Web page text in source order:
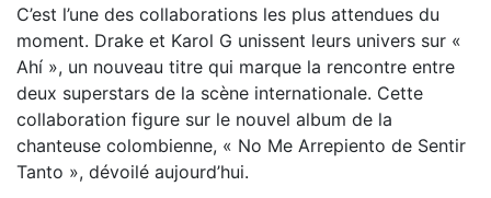
C’est l’une des collaborations les plus attendues du
moment. Drake et Karol G unissent leurs univers sur «
Ahí », un nouveau titre qui marque la rencontre entre
deux superstars de la scène internationale. Cette
collaboration figure sur le nouvel album de la
chanteuse colombienne, « No Me Arrepiento de Sentir
Tanto », dévoilé aujourd’hui.